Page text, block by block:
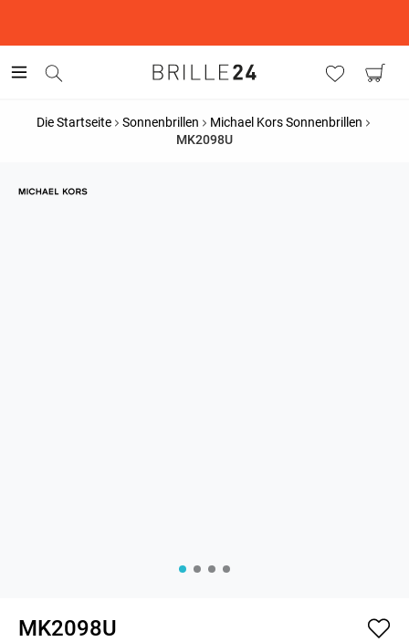
Die Startseite Sonnenbrillen
Michael Kors Sonnenbrillen
MK2098U
MK2098U